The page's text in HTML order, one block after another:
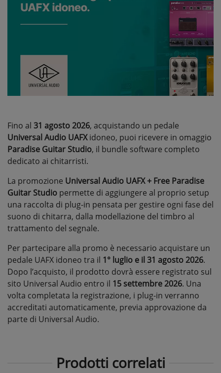
Fino al 31 agosto 2026, acquistando un pedale
Universal Audio UAFXidoneo, puoi ricevere in omaggio
Paradise Guitar Studio, il bundle software completo
dedicato ai chitarristi.
La promozione Universal Audio UAFX + Free Paradise
Guitar Studio permette di aggiungere al proprio setup
una raccolta di plug-in pensata per gestire ogni fase del
suono di chitarra, dalla modellazione del timbro al
trattamento del segnale.
Per partecipare alla promo è necessario acquistare un
pedale UAFX idoneo tra il 1° luglio e il 31 agosto 2026.
Dopo l’acquisto, il prodotto dovrà essere registrato sul
sito Universal Audio entro il 15 settembre 2026. Una
volta completata la registrazione, i plug-in verranno
accreditati automaticamente, previa approvazione da
parte di Universal Audio.
Prodotti correlati